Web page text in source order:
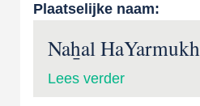
Plaatselijke naam:
Naẖal HaYarmukh
Lees verder